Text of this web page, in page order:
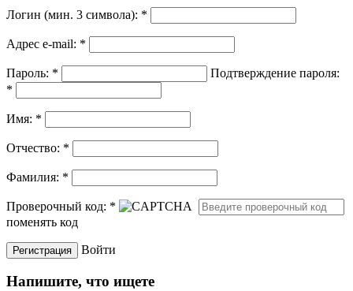
Логин (мин. 3 символа): *
Адрес e-mail: *
Пароль: *
Подтверждение пароля:
*
Имя: *
Отчество: *
Фамилия: *
Проверочный код: *
поменять код
Войти
Напишите, что ищете